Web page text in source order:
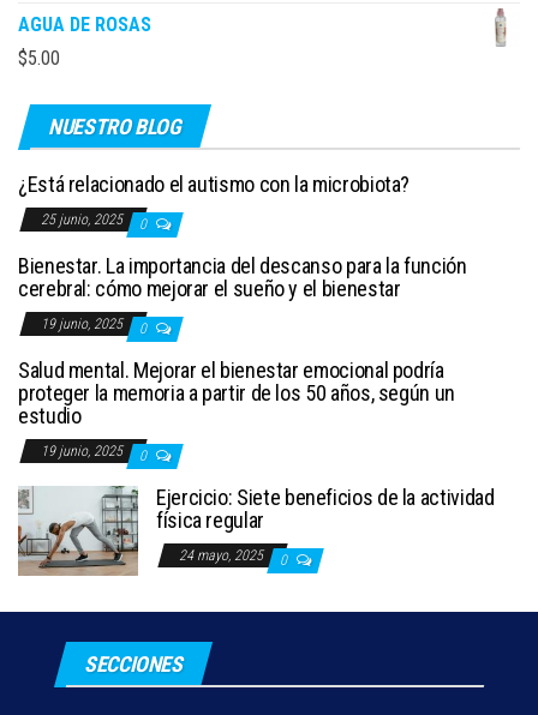
AGUA DE ROSAS
$5.00
NUESTRO BLOG
¿Está relacionado el autismo con la microbiota?
25 junio, 2025 0
Bienestar. La importancia del descanso para la función
cerebral: cómo mejorar el sueño y el bienestar
19 junio, 2025 0
Salud mental. Mejorar el bienestar emocional podría
proteger la memoria a partir de los 50 años, según un
estudio
19 junio, 2025 0
Ejercicio: Siete beneficios de la actividad
física regular
24 mayo, 2025 0
SECCIONES